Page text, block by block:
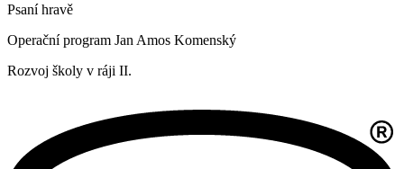
Psaní hravě
Operační program Jan Amos Komenský
Rozvoj školy v ráji II.